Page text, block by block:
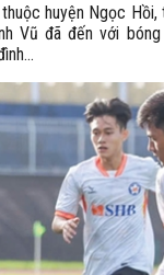
huyện Ngọc Hồi,
Vũ đã đến với